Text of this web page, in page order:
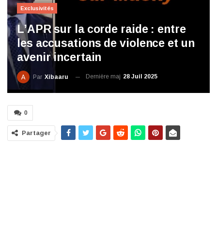
Exclusivités
L’APR sur la corde raide : entre
les accusations de violence et un
avenir incertain
Par Xibaaru Dernière maj 28 Juil 2025
0
Partager